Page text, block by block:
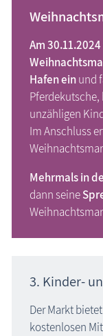
Eichelhäher
Gimpel
Grünfink
Kernbeißer
Kleiber
Kohlmeise
Rotkehlchen
Am
Hafen einund
unzähligen
Im Anschluss
Mehrmals in
dann seine
3. Kinder-
Der Markt
kostenlosen